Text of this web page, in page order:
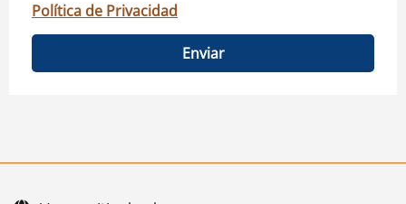
Política de Privacidad
Enviar